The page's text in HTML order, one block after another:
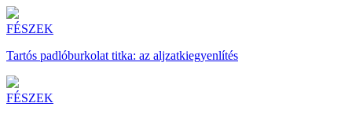
FÉSZEK
Tartós padlóburkolat titka: az aljzatkiegyenlítés
FÉSZEK